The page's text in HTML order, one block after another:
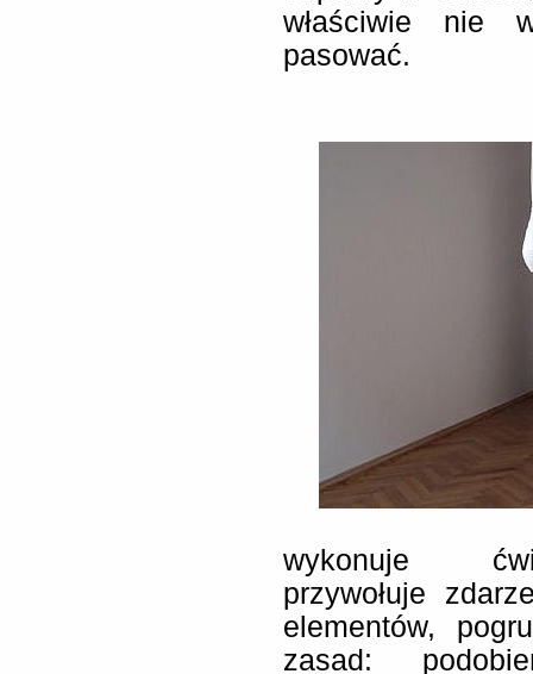
właściwie nie
pasować.
wykonuje
przywołuje
elementów,
zasad: